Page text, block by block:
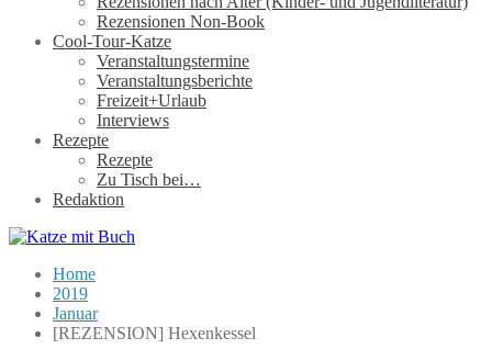
Rezensionen Non-Book
Cool-Tour-Katze
Veranstaltungstermine
Veranstaltungsberichte
Freizeit+Urlaub
Interviews
Rezepte
Rezepte
Zu Tisch bei…
Redaktion
Home
2019
Januar
[REZENSION] Hexenkessel